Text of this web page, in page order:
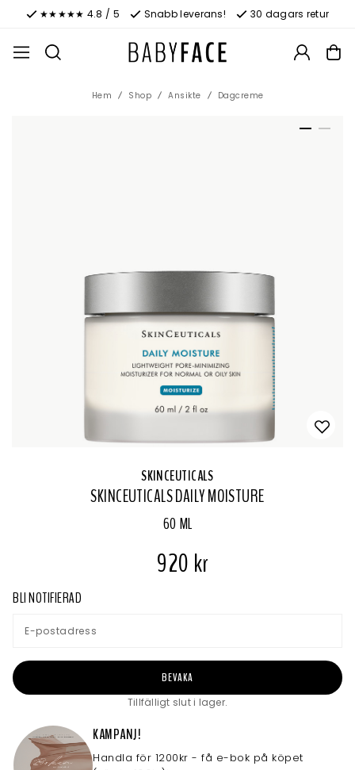
★★★★★ 4.8 / 5 Snabb leverans! 30 dagars retur
Hem Shop Ansikte Dagcreme
SKINCEUTICALS
SKINCEUTICALS DAILY MOISTURE
60 ML
920 kr
BLI NOTIFIERAD
BEVAKA
Tillfälligt slut i lager.
KAMPANJ!
Handla för 1200kr - få e-bok på köpet